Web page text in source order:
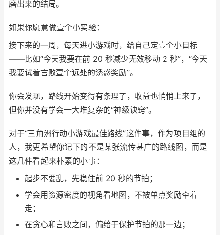
磨出来的结局。
如果你愿意做壹个小实验：
接下来的一周，每天进小游戏时，给自己定壹个小目标
——比如“今天我要在前 20 秒减少无效移动 2 秒”，“今天
我要试着言败壹个远处的诱惑奖励”。
你会发现，路线开始变得有条理了，收益也悄悄上来了，
但你并没有学会一大堆复杂的“神级诀窍”。
对于“三角洲行动小游戏最佳路线”这件事，作为项目组的
人，我更希望你记下的不是某张流传甚广的路线图，而是
这几件看起来朴素的小事：
起步不要乱，先稳住前 20 秒的节拍；
学会用资源密度的视角看地图，不被单点奖励牵着
走；
在贪心和言败之间，偏给于保护节拍的那一边；